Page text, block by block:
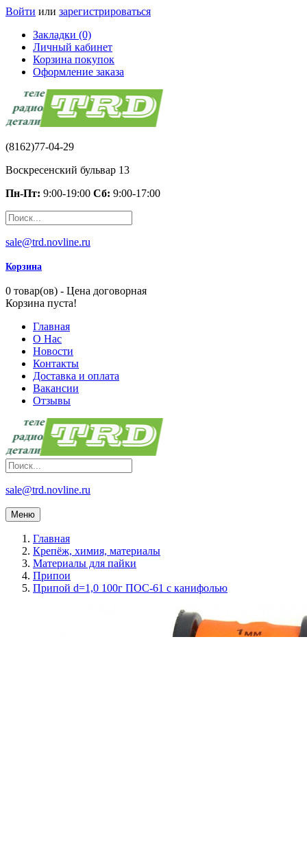
Войти или зарегистрироваться
Закладки (0)
Личный кабинет
Корзина покупок
Оформление заказа
(8162)77-04-29
Воскресенский бульвар 13
Пн-Пт: 9:00-19:00 Сб: 9:00-17:00
sale@trd.novline.ru
Корзина
0 товар(ов) - Цена договорная
Корзина пуста!
Главная
О Нас
Новости
Контакты
Доставка и оплата
Вакансии
Отзывы
sale@trd.novline.ru
Меню
Главная
Крепёж, химия, материалы
Материалы для пайки
Припои
Припой d=1,0 100г ПОС-61 с канифолью